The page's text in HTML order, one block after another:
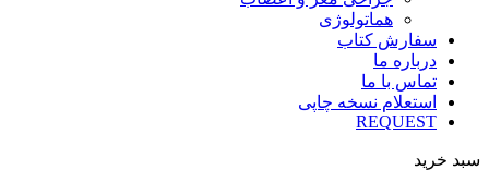
هماتولوژی
سفارش کتاب
درباره ما
تماس با ما
استعلام نسخه چاپی
REQUEST
سبد خرید